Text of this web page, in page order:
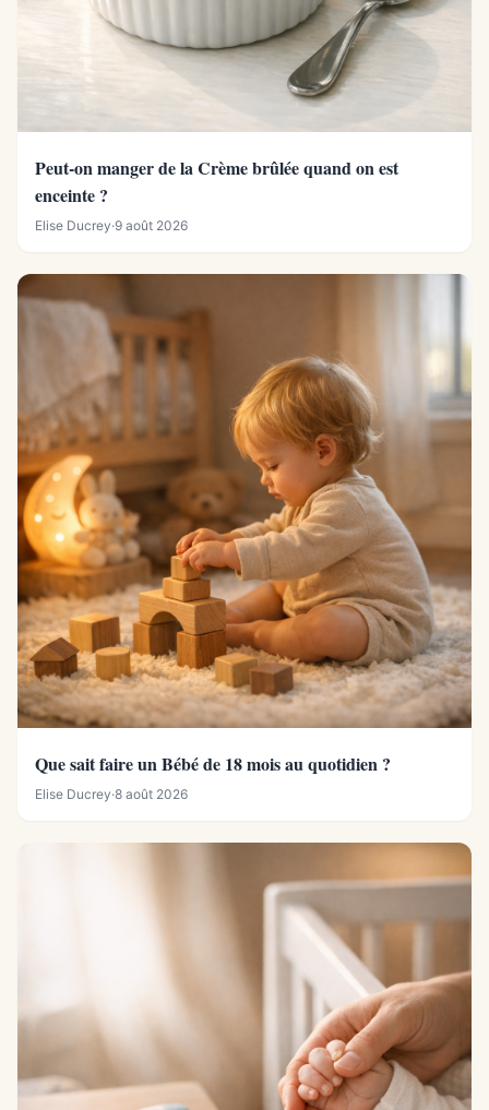
Peut-on manger de la Crème brûlée quand on est
enceinte ?
Elise Ducrey·9 août 2026
Que sait faire un Bébé de 18 mois au quotidien ?
Elise Ducrey·8 août 2026